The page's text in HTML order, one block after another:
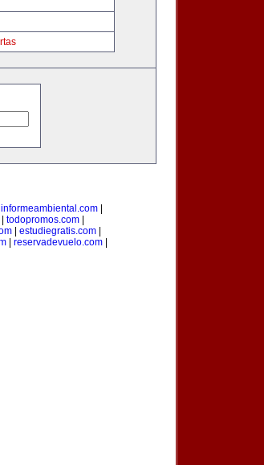
informeambiental.com|
todopromos.com
| estudiegratis.com|
| reservadevuelo.com|